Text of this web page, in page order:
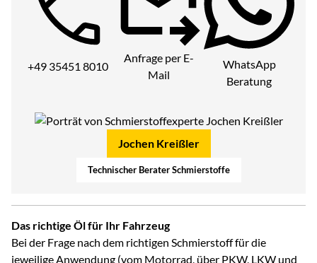
Telefon:
+49 35451 8010
Anfrage per E-
Mail
WhatsApp
Beratung
Jochen Kreißler
Technischer Berater Schmierstoffe
Das richtige Öl für Ihr Fahrzeug
Bei der Frage nach dem richtigen Schmierstoff für die
jeweilige Anwendung (vom Motorrad, über PKW, LKW und